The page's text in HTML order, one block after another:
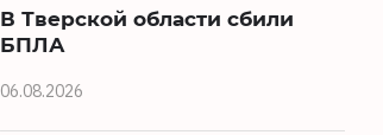
В Тверской области сбили
БПЛА
06.08.2026